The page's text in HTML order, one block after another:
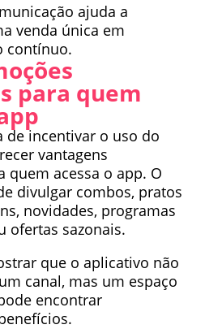
ajuda a
venda única em
contínuo.
para quem
de incentivar o uso do
vantagens
quem acessa o app. O
divulgar combos, pratos
novidades, programas
ofertas sazonais.
que o aplicativo não
canal, mas um espaço
encontrar